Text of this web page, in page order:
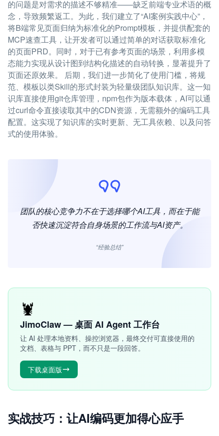
的问题是对需求的描述不够精准——缺乏前端专业术语的概
念，导致频繁返工。为此，我们建立了“AI案例实践中心”，
将B端常见页面归纳为标准化的Prompt模板，并提供配套的
MCP速查工具，让开发者可以通过简单的对话获取标准化
的页面PRD。同时，对于已有参考页面的场景，利用多模
态能力实现从设计图到结构化描述的自动转换，显著提升了
页面还原效果。 后期，我们进一步简化了使用门槛，将规
范、模板以类Skill的形式封装为轻量级团队知识库。这一知
识库直接使用git仓库管理，npm包作为版本载体，AI可以通
过curl命令直接读取其中的CDN资源，无需额外的编码工具
配置。这实现了知识库的实时更新、无工具依赖、以及问答
式的使用体验。
团队的核心竞争力不在于选择哪个AI工具，而在于能
否快速沉淀符合自身场景的工作流与AI资产。
“经验总结”
🦞
JimoClaw — 桌面 AI Agent 工作台
让 AI 处理本地资料、操控浏览器，最终交付可直接使用的
文档、表格与 PPT，而不只是一段回答。
下载桌面版
实战技巧：让AI编码更加得心应手